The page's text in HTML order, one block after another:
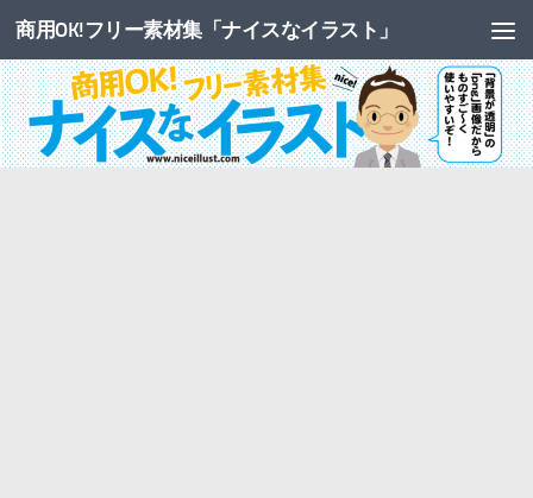
コンテンツへスキップ
商用OK!フリー素材集「ナイスなイラスト」